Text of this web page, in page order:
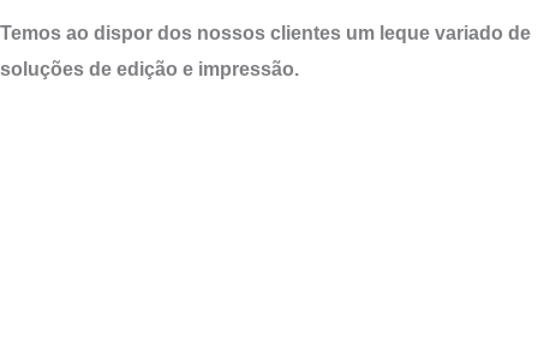
Temos ao dispor dos nossos clientes um leque variado de
soluções de edição e impressão.